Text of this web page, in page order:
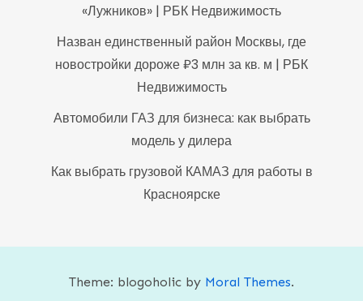
«Лужников» | РБК Недвижимость
Назван единственный район Москвы, где
новостройки дороже ₽3 млн за кв. м | РБК
Недвижимость
Автомобили ГАЗ для бизнеса: как выбрать
модель у дилера
Как выбрать грузовой КАМАЗ для работы в
Красноярске
Theme: blogoholic by Moral Themes.